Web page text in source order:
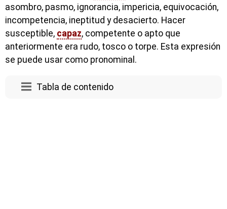
asombro, pasmo, ignorancia, impericia, equivocación,
incompetencia, ineptitud y desacierto. Hacer
susceptible, capaz, competente o apto que
anteriormente era rudo, tosco o torpe. Esta expresión
se puede usar como pronominal.
Tabla de contenido